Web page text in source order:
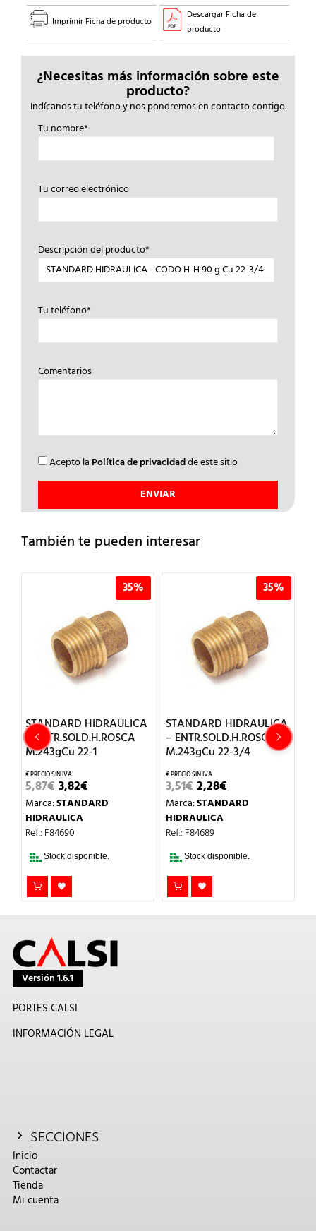
Imprimir Ficha de producto
Descargar Ficha de
producto
¿Necesitas más información sobre este
producto?
Indícanos tu teléfono y nos pondremos en contacto contigo.
Tu nombre*
Tu correo electrónico
Descripción del producto*
Tu teléfono*
Comentarios
Acepto la Política de privacidadde este sitio
También te pueden interesar
35%
STANDARD HIDRAULICA
– ENTR.SOLD.H.ROSCA
M.243gCu 22-1
5,87€EL
PRECIO
ORIGINAL
ERA:
5,87€.
3,82€PRECIO
ACTUAL
Marca:STANDARD
HIDRAULICA
Ref.: F84690
Stock disponible.
35%
STANDARD HIDRAULICA
– ENTR.SOLD.H.ROSCA
M.243gCu 22-3/4
3,51€EL
PRECIO
ORIGINAL
ERA:
3,51€.
2,28€PRECIO
ACTUAL
Marca:STANDARD
HIDRAULICA
Ref.: F84689
Stock disponible.
Versión 1.6.1
PORTES CALSI
INFORMACIÓN LEGAL
SECCIONES
Inicio
Contactar
Tienda
Mi cuenta